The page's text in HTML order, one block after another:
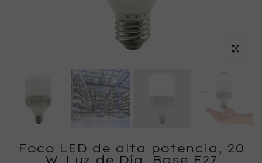
Haz
Foco LED de alta potencia, 20
W, Luz de Día, Base E27